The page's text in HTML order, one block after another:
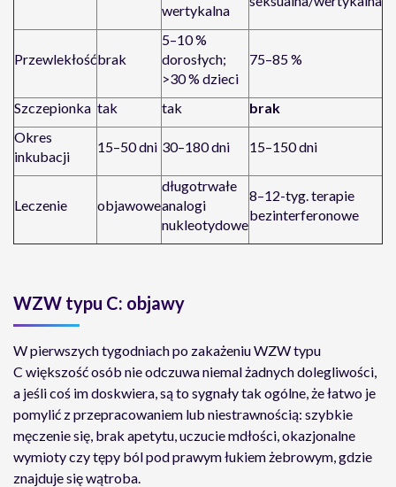
wertykalna
Przewlekłośćbrak
5–10 %
dorosłych;
>30 % dzieci
75–85 %
Szczepionka tak tak
brak
Okres
inkubacji
15–50 dni 30–180 dni 15–150 dni
Leczenie objawowe
długotrwałe
analogi
nukleotydowe
8–12-tyg. terapie
bezinterferonowe
WZW typu C: objawy
W pierwszych tygodniach po zakażeniu WZW typu
C większość osób nie odczuwa niemal żadnych dolegliwości,
a jeśli coś im doskwiera, są to sygnały tak ogólne, że łatwo je
pomylić z przepracowaniem lub niestrawnością: szybkie
męczenie się, brak apetytu, uczucie mdłości, okazjonalne
wymioty czy tępy ból pod prawym łukiem żebrowym, gdzie
znajduje się wątroba.